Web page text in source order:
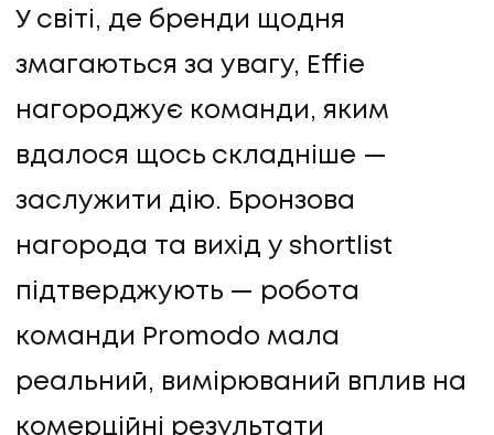
У світі, де бренди щодня
змагаються за увагу, Effie
нагороджує команди, яким
вдалося щось складніше —
заслужити дію. Бронзова
нагорода та вихід у shortlist
підтверджують — робота
команди Promodo мала
реальний, вимірюваний вплив на
комерційні результати
ПОСЛУГИ
КАР'ЄРА
КАР'ЄРА
КЕЙСИ
КЕЙСИ
ПРО НАС
ПРО НАС